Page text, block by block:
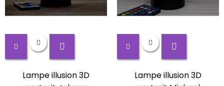
Lampe illusion 3D
Lampe illusion 3D